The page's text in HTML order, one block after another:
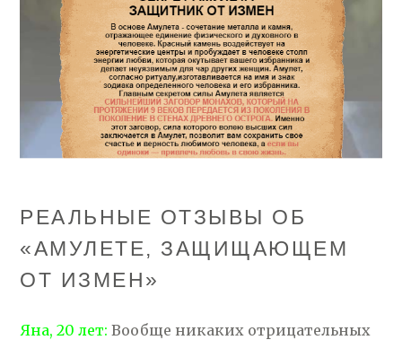
РЕАЛЬНЫЕ ОТЗЫВЫ ОБ
«АМУЛЕТЕ, ЗАЩИЩАЮЩЕМ
ОТ ИЗМЕН»
Яна, 20 лет: Вообще никаких отрицательных